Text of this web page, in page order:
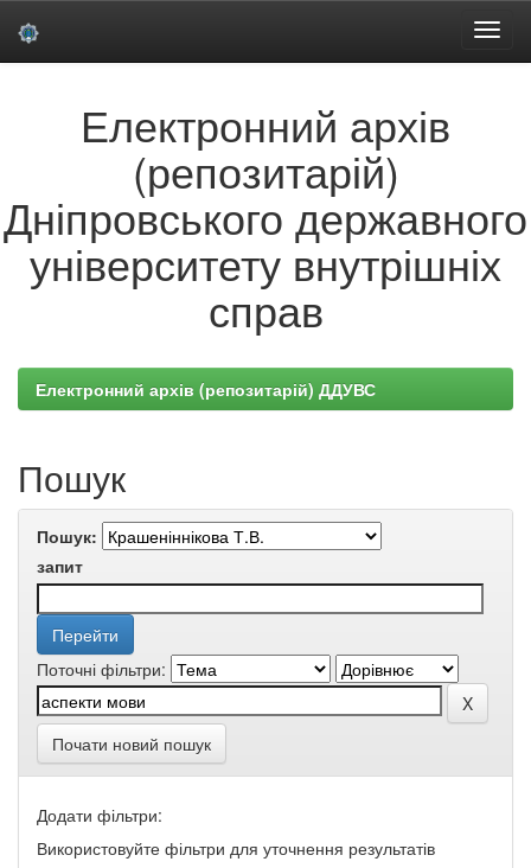
Електронний архів
(репозитарій)
Дніпровського державного
університету внутрішніх
справ
Електронний архів (репозитарій) ДДУВС
Пошук
Пошук:
запит
Поточні фільтри:
Почати новий пошук
Додати фільтри:
Використовуйте фільтри для уточнення результатів